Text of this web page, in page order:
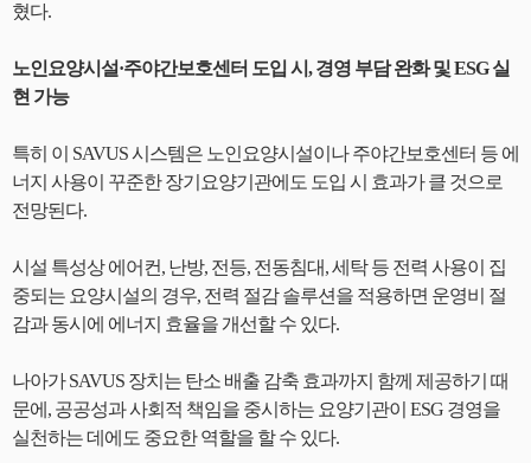
혔다.
노인요양시설·주야간보호센터 도입 시, 경영 부담 완화 및 ESG 실
현 가능
특히 이 SAVUS 시스템은 노인요양시설이나 주야간보호센터 등 에
너지 사용이 꾸준한 장기요양기관에도 도입 시 효과가 클 것으로
전망된다.
시설 특성상 에어컨, 난방, 전등, 전동침대, 세탁 등 전력 사용이 집
중되는 요양시설의 경우, 전력 절감 솔루션을 적용하면 운영비 절
감과 동시에 에너지 효율을 개선할 수 있다.
나아가 SAVUS 장치는 탄소 배출 감축 효과까지 함께 제공하기 때
문에, 공공성과 사회적 책임을 중시하는 요양기관이 ESG 경영을
실천하는 데에도 중요한 역할을 할 수 있다.